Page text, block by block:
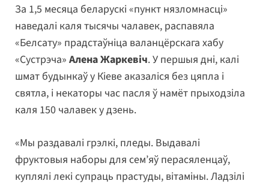
За 1,5 месяца беларускі «пункт нязломнасці»
наведалі каля тысячы чалавек, распавяла
«Белсату» прадстаўніца валанцёрскага хабу
«Сустрэча» Алена Жаркевіч. У першыя дні, калі
шмат будынкаў у Кіеве аказаліся без цяпла і
святла, і некаторы час пасля ў намёт прыходзіла
каля 150 чалавек у дзень.
«Мы раздавалі грэлкі, пледы. Выдавалі
фруктовыя наборы для сем’яў перасяленцаў,
куплялі лекі супраць прастуды, вітаміны. Ладзілі